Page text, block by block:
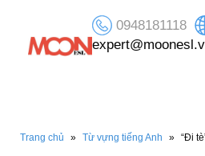
0948181118
Trang chủ » Từ vựng tiếng Anh » “Đi